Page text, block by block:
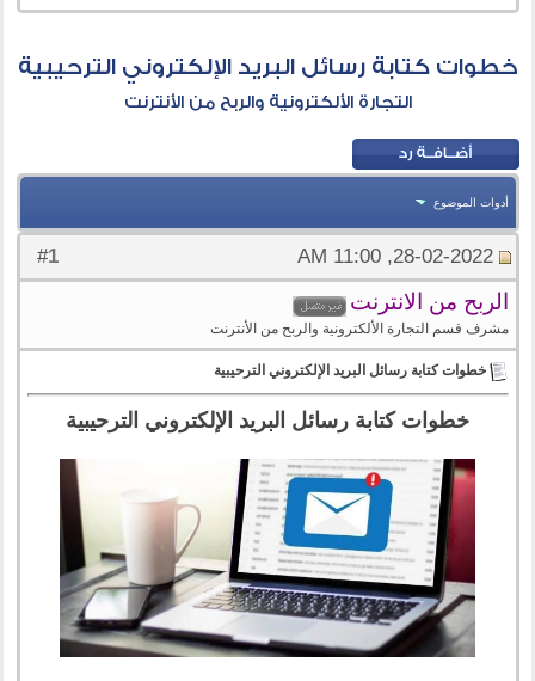
خطوات كتابة رسائل البريد الإلكتروني الترحيبية
التجارة الألكترونية والربح من الأنترنت
أدوات الموضوع
#
1 28-02-2022, 11:00 AM
الربح من الانترنت
مشرف قسم التجارة الألكترونية والربح من الأنترنت
خطوات كتابة رسائل البريد الإلكتروني الترحيبية
خطوات كتابة رسائل البريد الإلكتروني الترحيبية